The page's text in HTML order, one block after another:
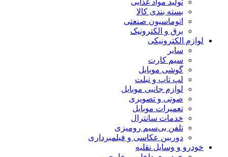
تولید مواد غذایی
بسته بندی کالا
اتوماسیون صنعتی
برق و الکترونیک
لوازم الکترونیکی
سایر
سیم کارت
گوشی موبایل
لپ تاپ و تبلت
لوازم جانبی موبایل
صوتی و تصویری
تعمیرات موبایل
خدمات سانترال
تلفن بی‌سیم رومیزی
دوربین عکاسی و فیلمبرداری
خودرو و وسایل نقلیه